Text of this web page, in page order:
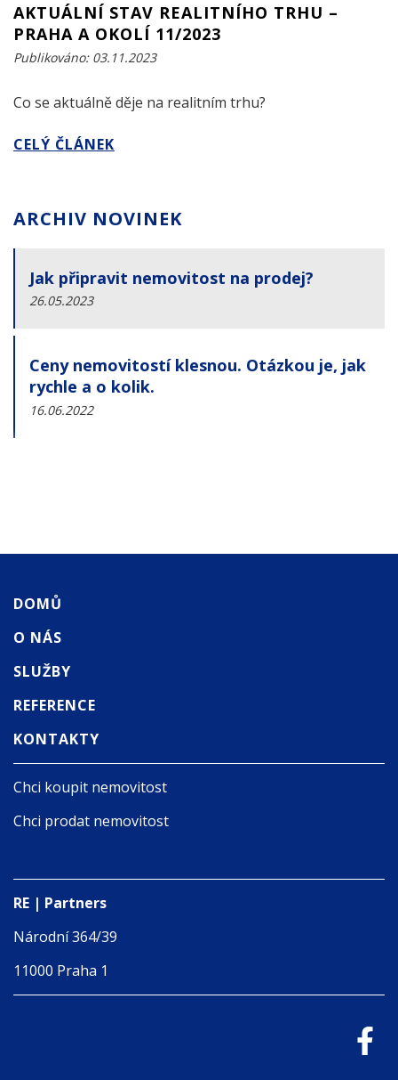
AKTUÁLNÍ STAV REALITNÍHO TRHU –
PRAHA A OKOLÍ 11/2023
Publikováno: 03.11.2023
Co se aktuálně děje na realitním trhu?
CELÝ ČLÁNEK
ARCHIV NOVINEK
Jak připravit nemovitost na prodej?
26.05.2023
Ceny nemovitostí klesnou. Otázkou je, jak
rychle a o kolik.
16.06.2022
DOMŮ
O NÁS
SLUŽBY
REFERENCE
KONTAKTY
Chci koupit nemovitost
Chci prodat nemovitost
RE | Partners
Národní 364/39
11000 Praha 1